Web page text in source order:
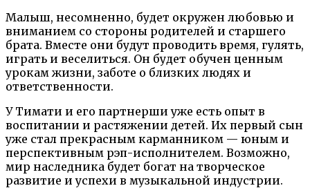
Малыш, несомненно, будет окружен любовью и
вниманием со стороны родителей и старшего
брата. Вместе они будут проводить время, гулять,
играть и веселиться. Он будет обучен ценным
урокам жизни, заботе о близких людях и
ответственности.
У Тимати и его партнерши уже есть опыт в
воспитании и растяжении детей. Их первый сын
уже стал прекрасным карманником — юным и
перспективным рэп-исполнителем. Возможно,
мир наследника будет богат на творческое
развитие и успехи в музыкальной индустрии.